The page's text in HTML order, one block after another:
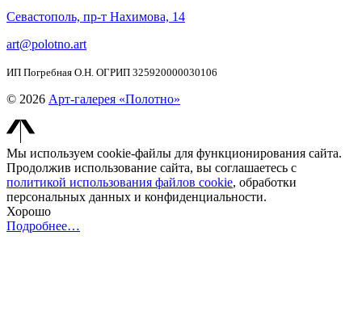
Севастополь, пр-т Нахимова, 14
art@polotno.art
ИП Погребная О.Н. ОГРИП 325920000030106
© 2026 Арт-галерея «Полотно»
Мы используем cookie-файлы для функционирования сайта.
Продолжив использование сайта, вы соглашаетесь с
политикой использования файлов cookie, обработки
персональных данных и конфиденциальности.
Хорошо
Подробнее…